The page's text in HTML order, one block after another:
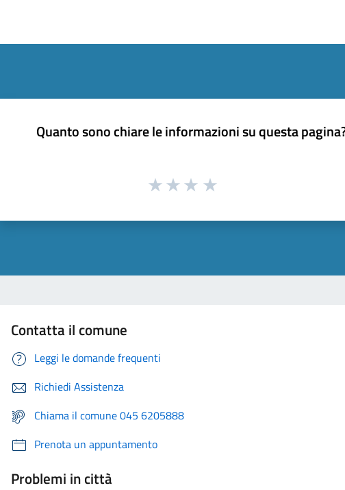
Quanto sono chiare le informazioni su questa
Contatta il comune
Leggi le domande frequenti
Richiedi Assistenza
Chiama il comune 045 6205888
Prenota un appuntamento
Problemi in città